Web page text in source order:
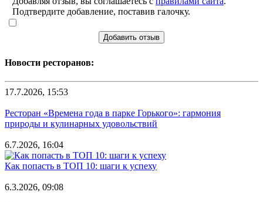
Подтвердите добавление, поставив галочку.
Добавить отзыв
Новости ресторанов:
17.7.2026, 15:53
Ресторан «Времена года в парке Горького»: гармония
природы и кулинарных удовольствий
6.7.2026, 16:04
Как попасть в ТОП 10: шаги к успеху
6.3.2026, 09:08